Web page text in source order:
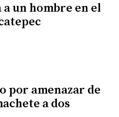
un hombre en el
por amenazar de
a dos